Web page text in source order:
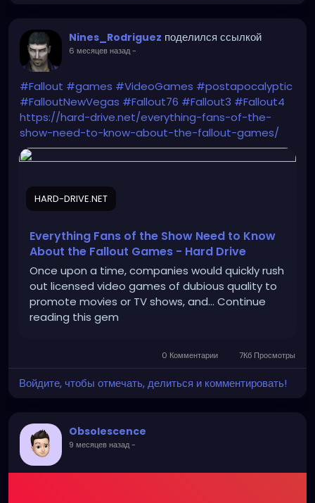
filmmakers! 🐙🔥 #XZanthia #ArtShow #IndieHorror
#SupportLocalArtists #IndependentFilm
#HorrorCommunity
#WeekendPlans#DarkArt#HorrorFans
RSVP
✨https://www.facebook.com/share/1Q2vnZYW4n/?
mibextid=wwXIfr
Nines_Rodriguez поделился ссылкой
6 месяцев назад-
#Fallout #games #VideoGames #postapocalyptic
#FalloutNewVegas #Fallout76 #Fallout3 #Fallout4
https://hard-drive.net/everything-fans-of-the-
show-need-to-know-about-the-fallout-games/
HARD-DRIVE.NET
Everything Fans of the Show Need to Know
About the Fallout Games - Hard Drive
Once upon a time, companies would quickly rush
out licensed video games of dubious quality to
promote movies or TV shows, and... Continue
reading this gem
0 Комментарии 7Кб Просмотры
Войдите, чтобы отмечать, делиться и комментировать!
Obsolescence
9 месяцев назад-